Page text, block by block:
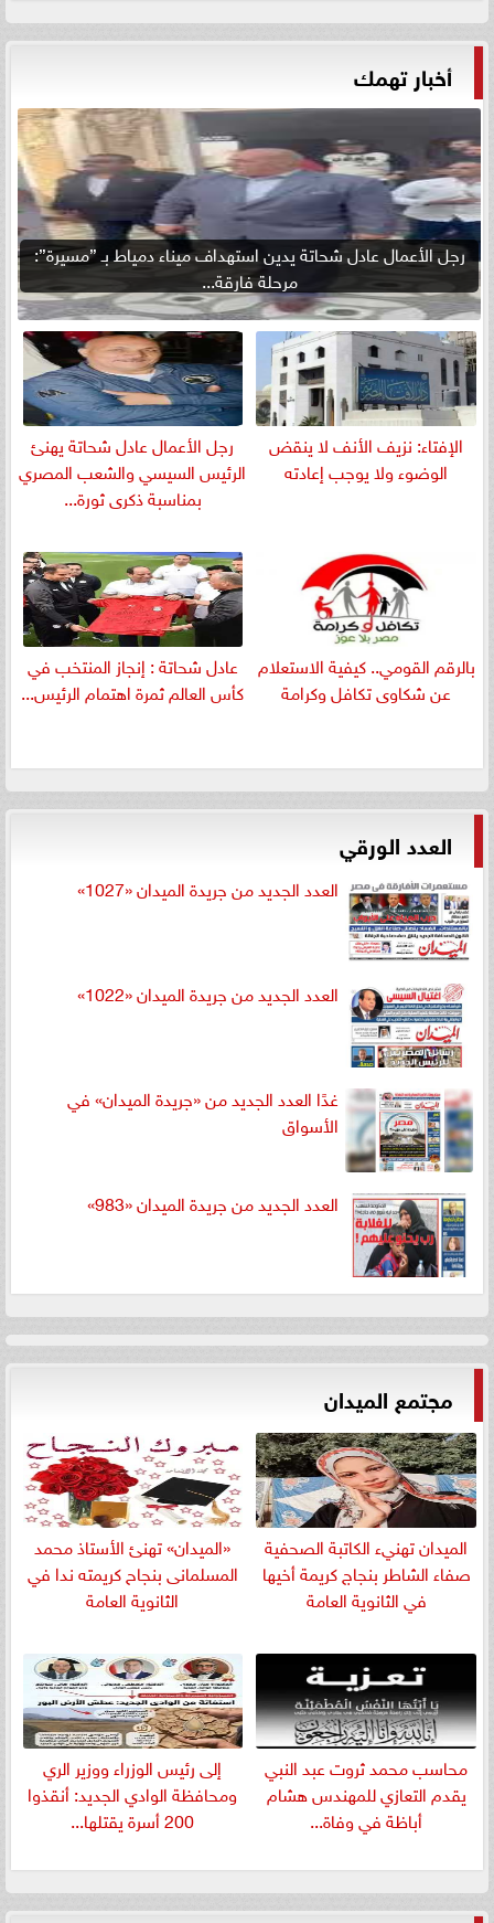
أخبار تهمك
رجل الأعمال عادل شحاتة يدين استهداف ميناء دمياط بـ ”مسيرة”:
مرحلة فارقة...
الإفتاء: نزيف الأنف لا ينقض
الوضوء ولا يوجب إعادته
رجل الأعمال عادل شحاتة يهنئ
الرئيس السيسي والشعب المصري
بمناسبة ذكرى ثورة...
بالرقم القومي.. كيفية الاستعلام
عن شكاوى تكافل وكرامة
عادل شحاتة : إنجاز المنتخب في
كأس العالم ثمرة اهتمام الرئيس...
العدد الورقي
العدد الجديد من جريدة الميدان «1027»
العدد الجديد من جريدة الميدان «1022»
غدًا العدد الجديد من «جريدة الميدان» في
الأسواق
العدد الجديد من جريدة الميدان «983»
مجتمع الميدان
الميدان تهنيء الكاتبة الصحفية
صفاء الشاطر بنجاج كريمة أخيها
في الثانوية العامة
«الميدان» تهنئ الأستاذ محمد
المسلمانى بنجاح كريمته ندا في
الثانوية العامة
​محاسب محمد ثروت عبد النبي
يقدم التعازي للمهندس هشام
أباظة في وفاة...
إلى رئيس الوزراء ووزير الري
ومحافظة الوادي الجديد: أنقذوا
200 أسرة يقتلها...